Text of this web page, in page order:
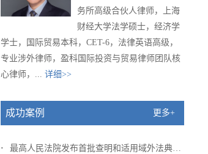
务所高级合伙人律师，上海
财经大学法学硕士，经济学
学士，国际贸易本科，CET-6，法律英语高级，
专业涉外律师，盈科国际投资与贸易律师团队核
心律师，... 详细>>
成功案例 更多+
最高人民法院发布首批查明和适用域外法典型...